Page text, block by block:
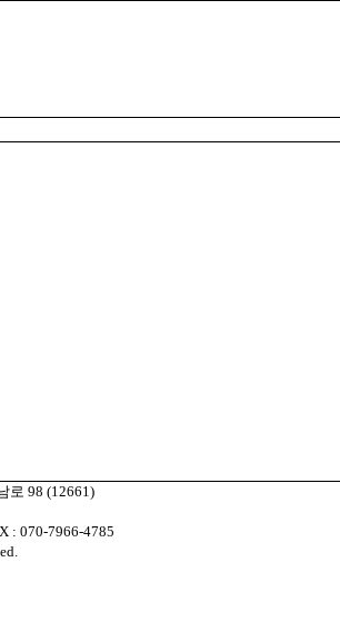
로 98 (12661)
: 070-7966-4785